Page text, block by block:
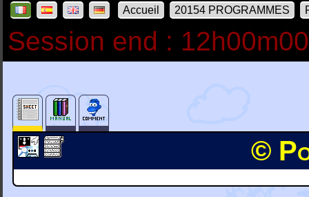
Accueil 20154 PROGRAMMES
Session end :
©